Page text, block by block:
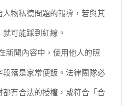
物私德問題的報導，若與其
可能踩到紅線。
新聞內容中，使用他人的照
段落是家常便飯。法律團隊必
有合法的授權，或符合「合